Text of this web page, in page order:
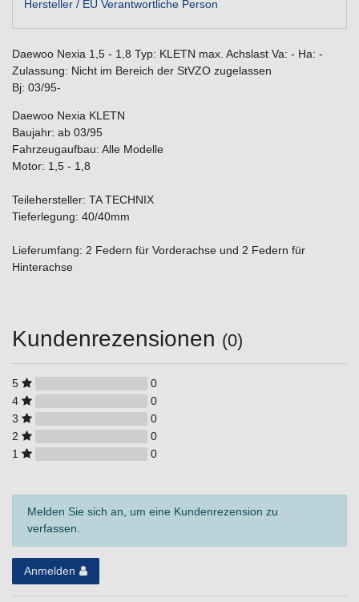
Hersteller / EU Verantwortliche Person
Daewoo Nexia 1,5 - 1,8 Typ: KLETN max. Achslast Va: - Ha: -
Zulassung: Nicht im Bereich der StVZO zugelassen
Bj: 03/95-
Daewoo Nexia KLETN
Baujahr: ab 03/95
Fahrzeugaufbau: Alle Modelle
Motor: 1,5 - 1,8
Teilehersteller: TA TECHNIX
Tieferlegung: 40/40mm
Lieferumfang: 2 Federn für Vorderachse und 2 Federn für
Hinterachse
Kundenrezensionen (0)
5
0
4
0
3
0
2
0
1
0
Melden Sie sich an, um eine Kundenrezension zu
verfassen.
Anmelden